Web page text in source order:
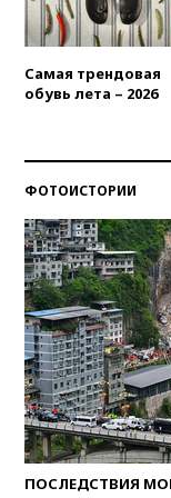
Самая трендовая
обувь лета – 2026
ФОТОИСТОРИИ
ПОСЛЕДСТВИЯ